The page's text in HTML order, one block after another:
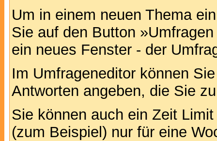
Um in einem neuen Thema
Sie auf den Button
ein neues Fenster - der
Im Umfrageneditor können
Antworten angeben, die Sie
Sie können auch ein Zeit
(zum Beispiel) nur für eine